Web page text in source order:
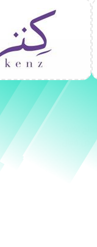
عرض فعال